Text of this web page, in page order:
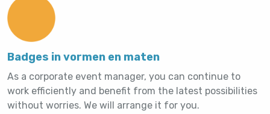
Badges in vormen en maten
As a corporate event manager, you can continue to
work efficiently and benefit from the latest possibilities
without worries. We will arrange it for you.